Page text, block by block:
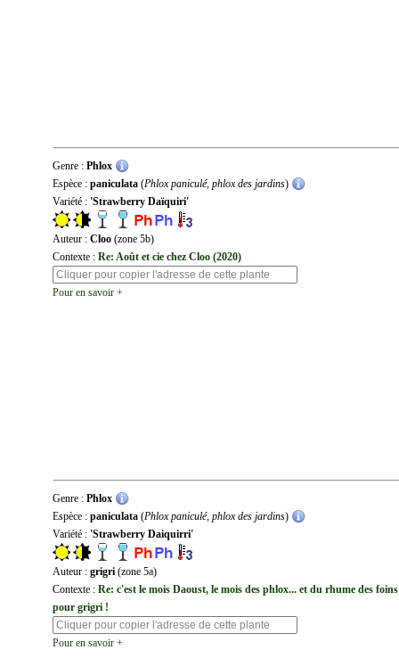
Genre : Phlox
Espèce : paniculata (Phlox paniculé, phlox des jardins)
Variété : 'Strawberry Daïquiri'
Auteur : Cloo (zone 5b)
Contexte : Re: Août et cie chez Cloo (2020)
Pour en savoir +
Genre : Phlox
Espèce : paniculata (Phlox paniculé, phlox des jardins)
Variété : 'Strawberry Daiquirri'
Auteur : grigri (zone 5a)
Contexte : Re: c'est le mois Daoust, le mois des phlox... et du rhume des foins
pour grigri !
Pour en savoir +